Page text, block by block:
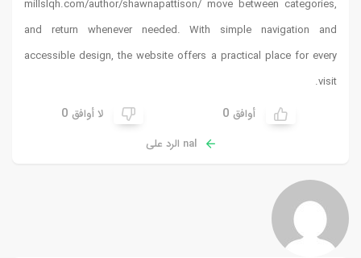
millslqh.com/author/
and return whenever
accessible design, the
لا أوافق 0